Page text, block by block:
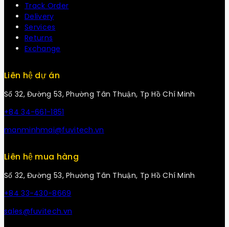
Track Order
Delivery
Services
Returns
Exchange
Liên hệ dự án
Số 32, Đường 53, Phường Tân Thuận, Tp Hồ Chí Minh
+84 34-661-1851
manminhmai@fuvitech.vn
Liên hệ mua hàng
Số 32, Đường 53, Phường Tân Thuận, Tp Hồ Chí Minh
+84 33-430-8669
sales@fuvitech.vn